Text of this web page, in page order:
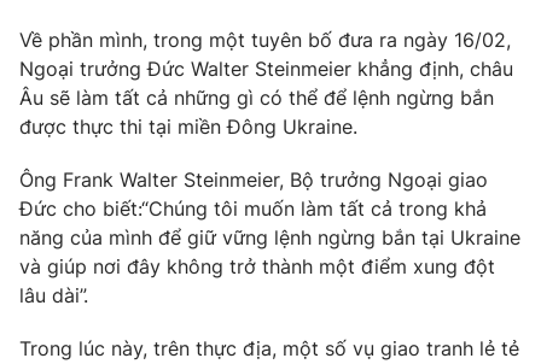
Tư vấn
Chuyên mục khác
Emagazine Podcast
Photo Infographic
Video Shorts video
VTV Money VTV Thể thao
Về phần mình, trong một tuyên bố đưa ra ngày 16/02,
Ngoại trưởng Đức Walter Steinmeier khẳng định, châu
Âu sẽ làm tất cả những gì có thể để lệnh ngừng bắn
được thực thi tại miền Đông Ukraine.
Ông Frank Walter Steinmeier, Bộ trưởng Ngoại giao
Đức cho biết:“Chúng tôi muốn làm tất cả trong khả
năng của mình để giữ vững lệnh ngừng bắn tại Ukraine
và giúp nơi đây không trở thành một điểm xung đột
lâu dài”.
Trong lúc này, trên thực địa, một số vụ giao tranh lẻ tẻ